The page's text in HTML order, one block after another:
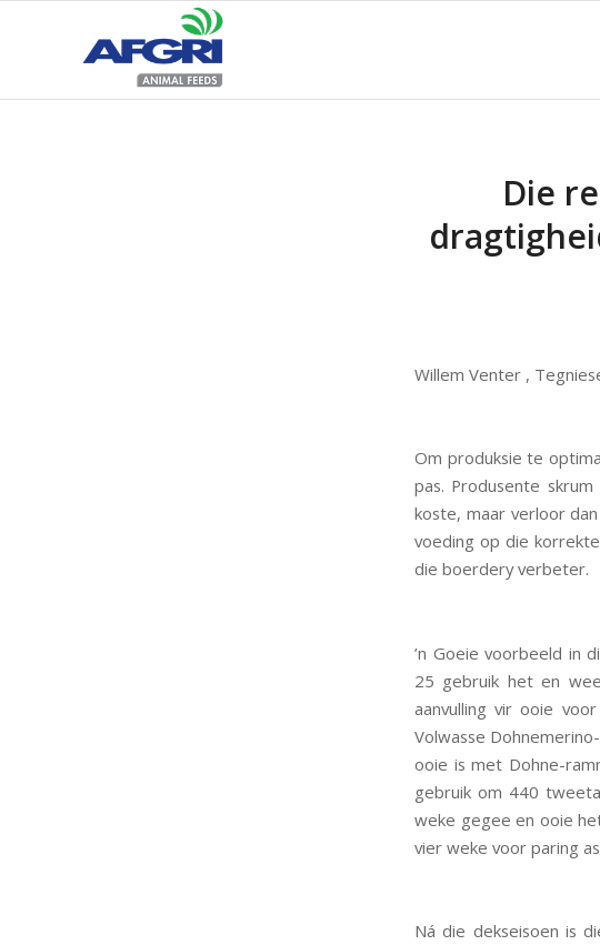
Die
Willem Venter ,
Om produksie te
pas. Produsente
koste, maar verloor
voeding op die
die boerdery verbeter.
’n Goeie voorbeeld in
25 gebruik het en
aanvulling vir ooie
Volwasse
ooie is met Dohne-
gebruik om 440
weke gegee en ooie
vier weke voor paring
Ná die dekseisoen is